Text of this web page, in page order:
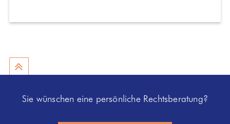
Sie wünschen eine persönliche Rechtsberatung?